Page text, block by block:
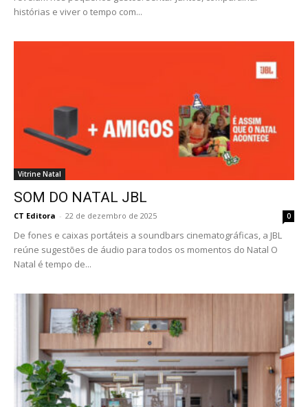
histórias e viver o tempo com...
Vitrine Natal
SOM DO NATAL JBL
CT Editora - 22 de dezembro de 2025 0
De fones e caixas portáteis a soundbars cinematográficas, a JBL
reúne sugestões de áudio para todos os momentos do Natal O
Natal é tempo de...